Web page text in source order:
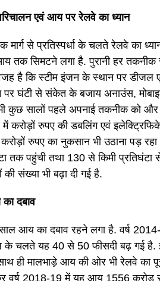
एवं आय पर रेलवे का ध्यान
मार्ग से प्रतिस्पर्धा के चलते रेलवे का
तक सिमटने लगा है. पुरानी हर
है कि स्टीम इंजन के स्थान पर
घंटी से संकेत के बजाय अनाउंस,
कुछ सालों पहले अपनाई तकनीक को और
करोड़ों रुपए की डबलिंग एवं
रुपए का नुकसान भी उठाना पड़
तक पहुंची तथा 130 से किमी प्रतिघंटा
की संख्या भी बढ़ा दी गई है.
दबाव
आय का दबाव रहने लगा है. वर्ष
के चलते यह 40 से 50 फीसदी बढ़ गई
ही मालभाड़े आय की ओर भी रेलवे का
वर्ष 2018-19 में यह आय 1556 करोड़